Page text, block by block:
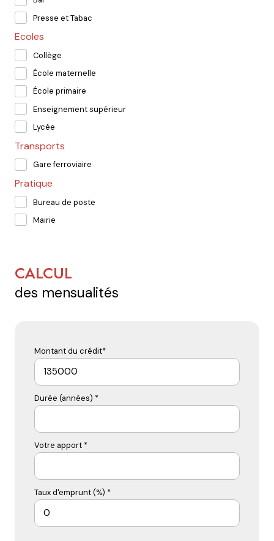
Presse et Tabac
Ecoles
Collège
École maternelle
École primaire
Enseignement supérieur
Lycée
Transports
Gare ferroviaire
Pratique
Bureau de poste
Mairie
CALCUL
des mensualités
Montant du crédit*
Durée (années) *
Votre apport *
Taux d'emprunt (%) *